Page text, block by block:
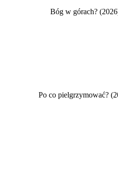
Bóg w górach?
Po co pielgrzymować?